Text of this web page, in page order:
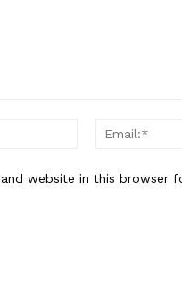
Name:*
and website in this browser